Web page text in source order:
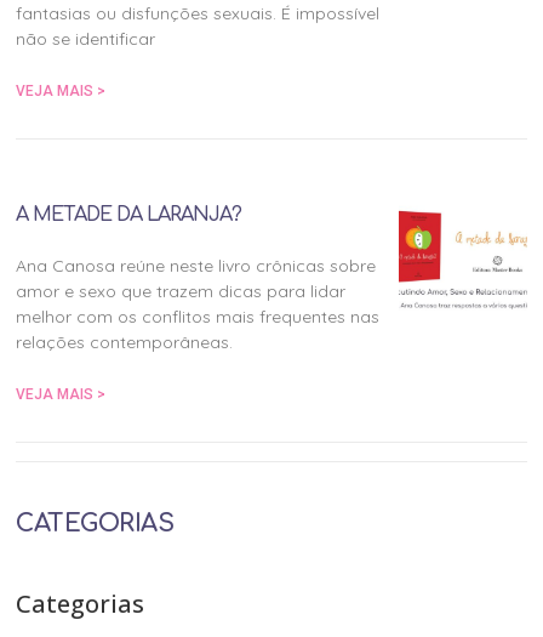
fantasias ou disfunções sexuais. É impossível
não se identificar
VEJA MAIS >
A METADE DA LARANJA?
Ana Canosa reúne neste livro crônicas sobre
amor e sexo que trazem dicas para lidar
melhor com os conflitos mais frequentes nas
relações contemporâneas.
VEJA MAIS >
CATEGORIAS
Categorias